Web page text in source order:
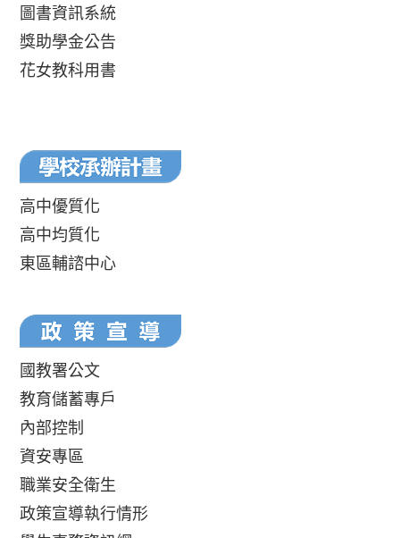
圖書資訊系統
獎助學金公告
花女教科用書
高中優質化
高中均質化
東區輔諮中心
國教署公文
教育儲蓄專戶
內部控制
資安專區
職業安全衛生
政策宣導執行情形